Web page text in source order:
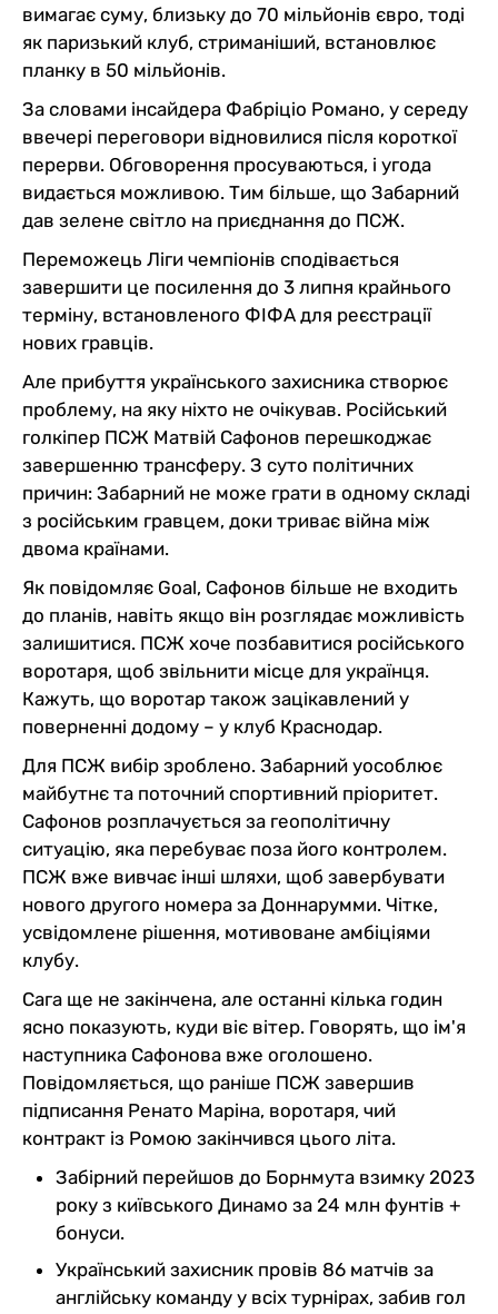
вимагає суму, близьку до 70 мільйонів євро, тоді
як паризький клуб, стриманіший, встановлює
планку в 50 мільйонів.
За словами інсайдера Фабріціо Романо, у середу
ввечері переговори відновилися після короткої
перерви. Обговорення просуваються, і угода
видається можливою. Тим більше, що Забарний
дав зелене світло на приєднання до ПСЖ.
Переможець Ліги чемпіонів сподівається
завершити це посилення до 3 липня крайнього
терміну, встановленого ФІФА для реєстрації
нових гравців.
Але прибуття українського захисника створює
проблему, на яку ніхто не очікував. Російський
голкіпер ПСЖ Матвій Сафонов перешкоджає
завершенню трансферу. З суто політичних
причин: Забарний не може грати в одному складі
з російським гравцем, доки триває війна між
двома країнами.
Як повідомляє Goal, Сафонов більше не входить
до планів, навіть якщо він розглядає можливість
залишитися. ПСЖ хоче позбавитися російського
воротаря, щоб звільнити місце для українця.
Кажуть, що воротар також зацікавлений у
поверненні додому – у клуб Краснодар.
Для ПСЖ вибір зроблено. Забарний уособлює
майбутнє та поточний спортивний пріоритет.
Сафонов розплачується за геополітичну
ситуацію, яка перебуває поза його контролем.
ПСЖ вже вивчає інші шляхи, щоб завербувати
нового другого номера за Доннарумми. Чітке,
усвідомлене рішення, мотивоване амбіціями
клубу.
Сага ще не закінчена, але останні кілька годин
ясно показують, куди віє вітер. Говорять, що ім'я
наступника Сафонова вже оголошено.
Повідомляється, що раніше ПСЖ завершив
підписання Ренато Маріна, воротаря, чий
контракт із Ромою закінчився цього літа.
Забірний перейшов до Борнмута взимку 2023
року з київського Динамо за 24 млн фунтів +
бонуси.
Український захисник провів 86 матчів за
англійську команду у всіх турнірах, забив гол